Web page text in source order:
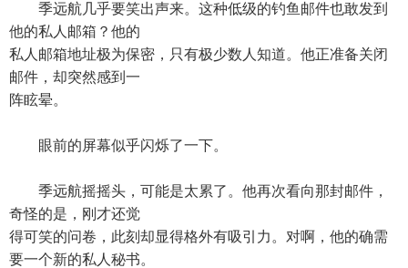
季远航几乎要笑出声来。这种低级的钓鱼邮件也敢发到
他的私人邮箱？他的
私人邮箱地址极为保密，只有极少数人知道。他正准备关闭
邮件，却突然感到一
阵眩晕。
眼前的屏幕似乎闪烁了一下。
季远航摇摇头，可能是太累了。他再次看向那封邮件，
奇怪的是，刚才还觉
得可笑的问卷，此刻却显得格外有吸引力。对啊，他的确需
要一个新的私人秘书。